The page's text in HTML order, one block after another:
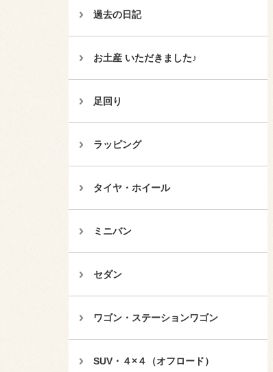
過去の日記
お土産 いただきました♪
足回り
ラッピング
タイヤ・ホイール
ミニバン
セダン
ワゴン・ステーションワゴン
SUV・４×４（オフロード）